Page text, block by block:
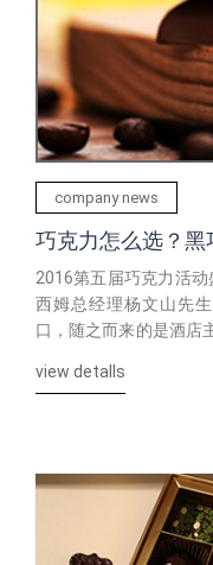
company news
巧克力怎么选？
别？
2016第五届巧克力活
西姆总经理杨文山先
口，随之而来的是酒店
view detalls